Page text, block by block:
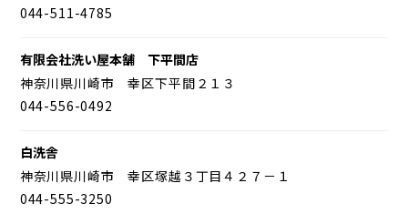
044-511-4785
有限会社洗い屋本舗 下平間店
神奈川県川崎市 幸区下平間２１３
044-556-0492
白洗舎
神奈川県川崎市 幸区塚越３丁目４２７－１
044-555-3250